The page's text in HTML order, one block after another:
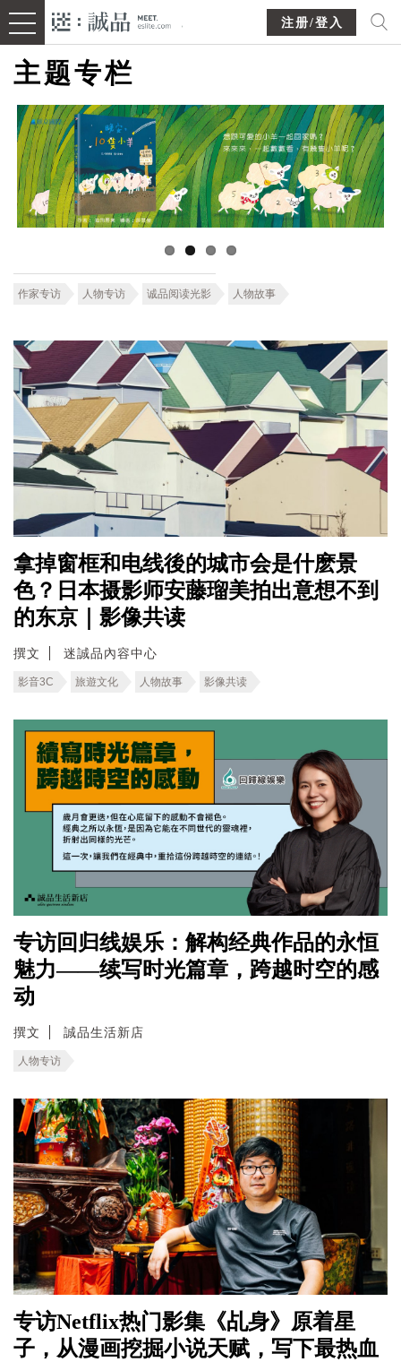
注册/登入
主题专栏
作家专访 人物专访 诚品阅读光影 人物故事
拿掉窗框和电线後的城市会是什麽景
色？日本摄影师安藤瑠美拍出意想不到
的东京｜影像共读
撰文 迷誠品內容中心
影音3C 旅遊文化 人物故事 影像共读
专访回归线娱乐：解构经典作品的永恒
魅力——续写时光篇章，跨越时空的感
动
撰文 誠品生活新店
人物专访
专访Netflix热门影集《乩身》原着星
子，从漫画挖掘小说天赋，写下最热血